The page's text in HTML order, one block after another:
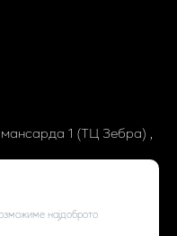
најдоброто
мaнсарда 1 (ТЦ Зебра) ,